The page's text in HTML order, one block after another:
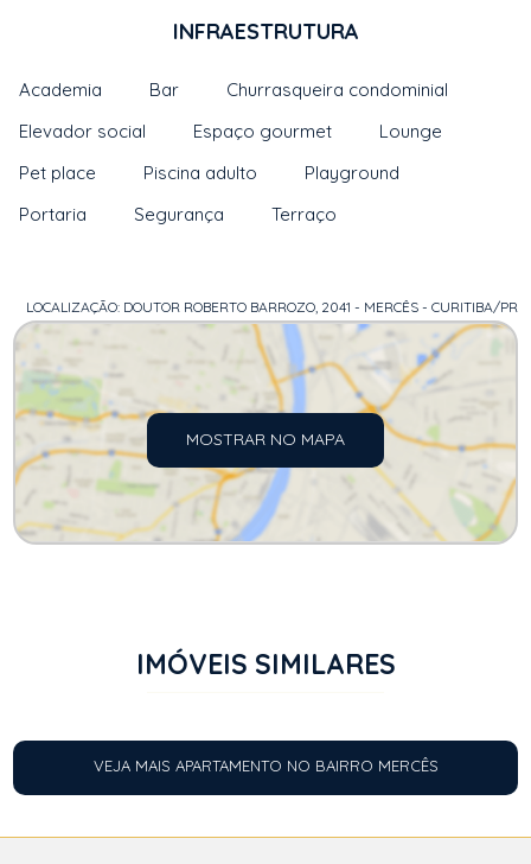
INFRAESTRUTURA
Academia Bar
Churrasqueira condominial
Elevador social
Espaço gourmet
Lounge
Pet place
Piscina adulto
Playground
Portaria
Segurança Terraço
LOCALIZAÇÃO: DOUTOR ROBERTO BARROZO, 2041 - MERCÊS - CURITIBA/PR
MOSTRAR NO MAPA
IMÓVEIS SIMILARES
VEJA MAIS APARTAMENTO NO BAIRRO MERCÊS